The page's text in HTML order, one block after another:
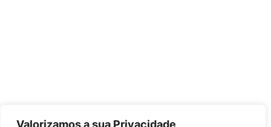
Valorizamos a sua Privacidade